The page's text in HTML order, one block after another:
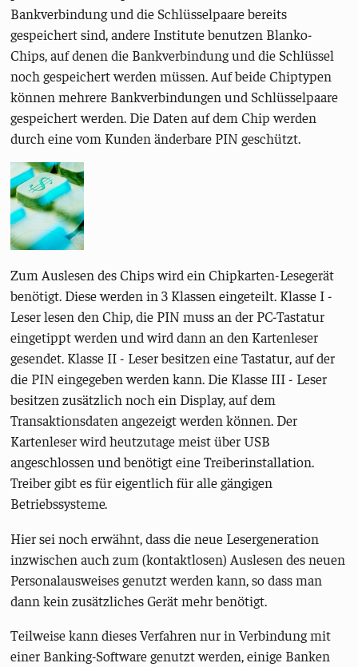
Bankverbindung und die Schlüsselpaare bereits
gespeichert sind, andere Institute benutzen Blanko-
Chips, auf denen die Bankverbindung und die Schlüssel
noch gespeichert werden müssen. Auf beide Chiptypen
können mehrere Bankverbindungen und Schlüsselpaare
gespeichert werden. Die Daten auf dem Chip werden
durch eine vom Kunden änderbare PIN geschützt.
Zum Auslesen des Chips wird ein Chipkarten-Lesegerät
benötigt. Diese werden in 3 Klassen eingeteilt. Klasse I -
Leser lesen den Chip, die PIN muss an der PC-Tastatur
eingetippt werden und wird dann an den Kartenleser
gesendet. Klasse II - Leser besitzen eine Tastatur, auf der
die PIN eingegeben werden kann. Die Klasse III - Leser
besitzen zusätzlich noch ein Display, auf dem
Transaktionsdaten angezeigt werden können. Der
Kartenleser wird heutzutage meist über USB
angeschlossen und benötigt eine Treiberinstallation.
Treiber gibt es für eigentlich für alle gängigen
Betriebssysteme.
Hier sei noch erwähnt, dass die neue Lesergeneration
inzwischen auch zum (kontaktlosen) Auslesen des neuen
Personalausweises genutzt werden kann, so dass man
dann kein zusätzliches Gerät mehr benötigt.
Teilweise kann dieses Verfahren nur in Verbindung mit
einer Banking-Software genutzt werden, einige Banken